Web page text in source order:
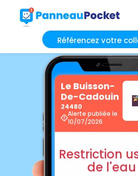
Référencez votre
Le Buisson-
De-Cadouin
24480
Alerte publiée le
10/07/2026
Restriction
de l'eau